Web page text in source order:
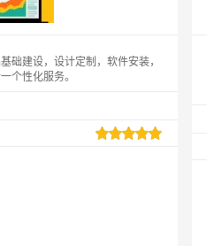
础建设，设计定制，软件安装，
个性化服务。